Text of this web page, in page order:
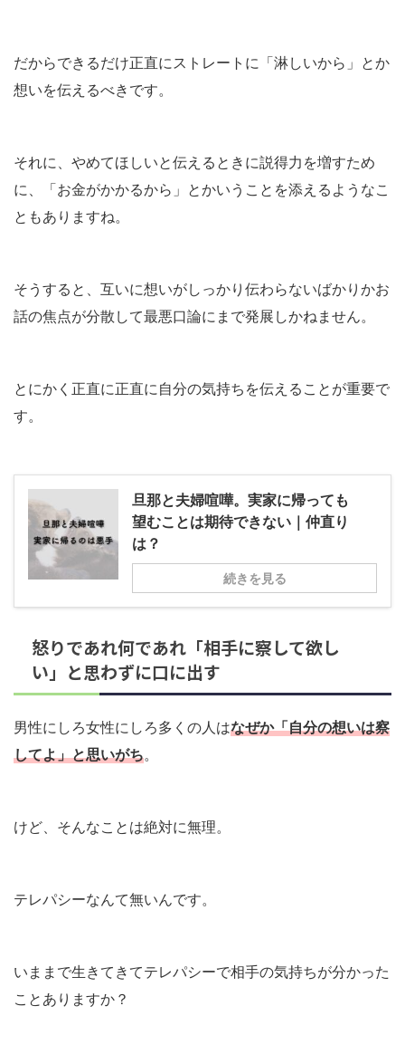
だからできるだけ正直にストレートに「淋しいから」とか
想いを伝えるべきです。
それに、やめてほしいと伝えるときに説得力を増すため
に、「お金がかかるから」とかいうことを添えるようなこ
ともありますね。
そうすると、互いに想いがしっかり伝わらないばかりかお
話の焦点が分散して最悪口論にまで発展しかねません。
とにかく正直に正直に自分の気持ちを伝えることが重要で
す。
旦那と夫婦喧嘩。実家に帰っても
望むことは期待できない｜仲直り
は？
続きを見る
怒りであれ何であれ「相手に察して欲し
い」と思わずに口に出す
男性にしろ女性にしろ多くの人はなぜか「自分の想いは察
してよ」と思いがち。
けど、そんなことは絶対に無理。
テレパシーなんて無いんです。
いままで生きてきてテレパシーで相手の気持ちが分かった
ことありますか？